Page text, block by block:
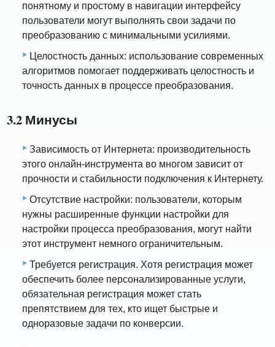
понятному и простому в навигации интерфейсу
пользователи могут выполнять свои задачи по
преобразованию с минимальными усилиями.
Целостность данных: использование современных
алгоритмов помогает поддерживать целостность и
точность данных в процессе преобразования.
3.2 Минусы
Зависимость от Интернета: производительность
этого онлайн-инструмента во многом зависит от
прочности и стабильности подключения к Интернету.
Отсутствие настройки: пользователи, которым
нужны расширенные функции настройки для
настройки процесса преобразования, могут найти
этот инструмент немного ограничительным.
Требуется регистрация. Хотя регистрация может
обеспечить более персонализированные услуги,
обязательная регистрация может стать
препятствием для тех, кто ищет быстрые и
одноразовые задачи по конверсии.